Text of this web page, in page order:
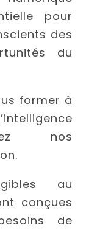
pour
des
du
former à
nos
au
conçues
de